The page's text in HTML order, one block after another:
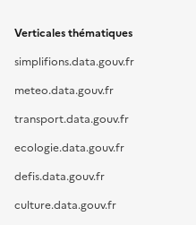
Verticales thématiques
simplifions.data.gouv.fr
meteo.data.gouv.fr
transport.data.gouv.fr
ecologie.data.gouv.fr
defis.data.gouv.fr
culture.data.gouv.fr